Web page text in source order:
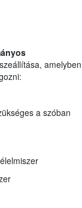
amelyben
a szóban